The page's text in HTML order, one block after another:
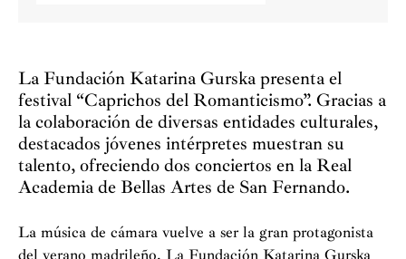
La Fundación Katarina Gurska presenta el
festival “Caprichos del Romanticismo”. Gracias a
la colaboración de diversas entidades culturales,
destacados jóvenes intérpretes muestran su
talento, ofreciendo dos conciertos en la Real
Academia de Bellas Artes de San Fernando.
La música de cámara vuelve a ser la gran protagonista
del verano madrileño. La Fundación Katarina Gurska